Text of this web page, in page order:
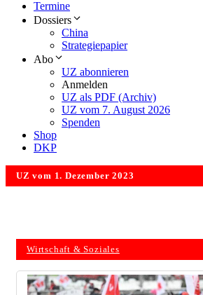
Termine
Dossiers
China
Strategiepapier
Abo
UZ abonnieren
Anmelden
UZ als PDF (Archiv)
UZ vom 7. August 2026
Spenden
Shop
DKP
UZ vom 1. Dezember 2023
Wirtschaft & Soziales